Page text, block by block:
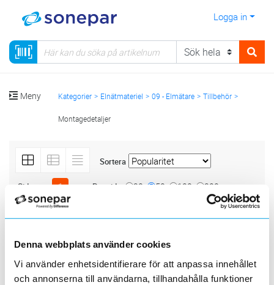
Denna webbplats använder cookies
Vi använder enhetsidentifierare för att anpassa innehållet
och annonserna till användarna, tillhandahålla funktioner
Logga in
Meny Kategorier Elnätmateriel 09 - Elmätare Tillbehör
Montagedetaljer
Sortera
Sida 1 Per sida 20 50 100 200
Lagerförda Alla 5 st